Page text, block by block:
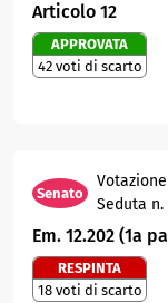
Articolo 12
APPROVATA
42 voti di scarto
Senato
Seduta n.
Em. 12.202 (1a
RESPINTA
18 voti di scarto